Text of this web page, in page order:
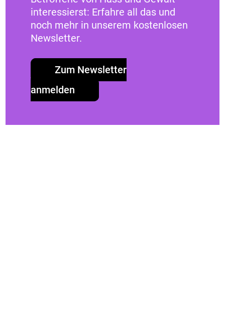
interessierst: Erfahre all das und
noch mehr in unserem kostenlosen
Newsletter.
Zum Newsletter
anmelden